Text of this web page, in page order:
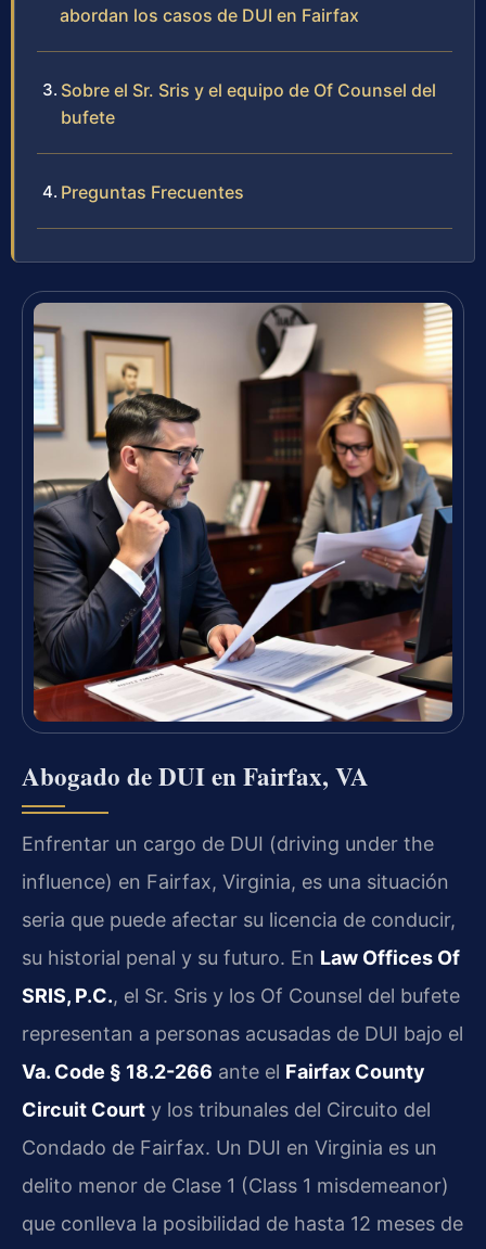
abordan los casos de DUI en Fairfax
Sobre el Sr. Sris y el equipo de Of Counsel del
bufete
Preguntas Frecuentes
Abogado de DUI en Fairfax, VA
Enfrentar un cargo de DUI (driving under the
influence) en Fairfax, Virginia, es una situación
seria que puede afectar su licencia de conducir,
su historial penal y su futuro. En Law Offices Of
SRIS, P.C., el Sr. Sris y los Of Counsel del bufete
representan a personas acusadas de DUI bajo el
Va. Code § 18.2-266 ante el Fairfax County
Circuit Court y los tribunales del Circuito del
Condado de Fairfax. Un DUI en Virginia es un
delito menor de Clase 1 (Class 1 misdemeanor)
que conlleva la posibilidad de hasta 12 meses de